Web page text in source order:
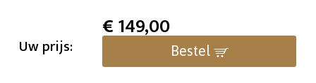
Uw prijs:
€149,00
Bestel